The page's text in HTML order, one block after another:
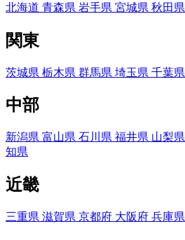
北海道 青森県 岩手県 宮城県 秋田県
関東
茨城県 栃木県 群馬県 埼玉県 千葉県
中部
新潟県 富山県 石川県 福井県 山梨県
知県
近畿
三重県 滋賀県 京都府 大阪府 兵庫県